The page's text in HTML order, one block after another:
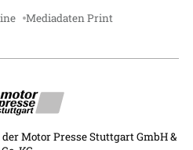
Mediadaten Print
Motor Presse Stuttgart GmbH &